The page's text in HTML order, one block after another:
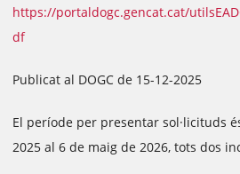
https://portaldogc.gencat.cat/
df
Publicat al DOGC de 15-12-2025
El període per presentar sol·licituds
2025 al 6 de maig de 2026, tots dos